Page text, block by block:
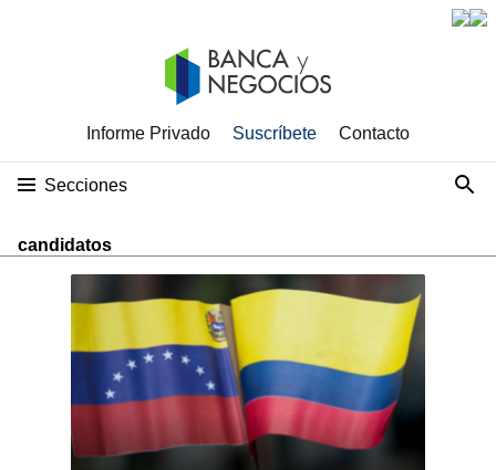
Informe Privado Suscríbete Contacto
Secciones
candidatos